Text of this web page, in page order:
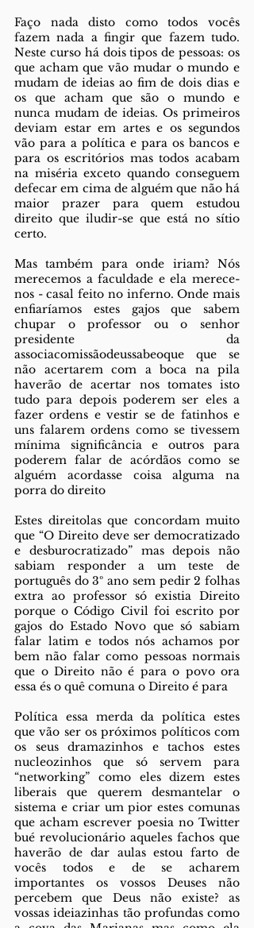
Faço nada disto como todos vocês
fazem nada a fingir que fazem tudo.
Neste curso há dois tipos de pessoas: os
que acham que vão mudar o mundo e
mudam de ideias ao fim de dois dias e
os que acham que são o mundo e
nunca mudam de ideias. Os primeiros
deviam estar em artes e os segundos
vão para a política e para os bancos e
para os escritórios mas todos acabam
na miséria exceto quando conseguem
defecar em cima de alguém que não há
maior prazer para quem estudou
direito que iludir-se que está no sítio
certo.
Mas também para onde iriam? Nós
merecemos a faculdade e ela merece-
nos - casal feito no inferno. Onde mais
enfiaríamos estes gajos que sabem
chupar o professor ou o senhor
presidente da
associacomissãodeussabeoque que se
não acertarem com a boca na pila
haverão de acertar nos tomates isto
tudo para depois poderem ser eles a
fazer ordens e vestir se de fatinhos e
uns falarem ordens como se tivessem
mínima significância e outros para
poderem falar de acórdãos como se
alguém acordasse coisa alguma na
porra do direito
Estes direitolas que concordam muito
que “O Direito deve ser democratizado
e desburocratizado” mas depois não
sabiam responder a um teste de
português do 3º ano sem pedir 2 folhas
extra ao professor só existia Direito
porque o Código Civil foi escrito por
gajos do Estado Novo que só sabiam
falar latim e todos nós achamos por
bem não falar como pessoas normais
que o Direito não é para o povo ora
essa és o quê comuna o Direito é para
Política essa merda da política estes
que vão ser os próximos políticos com
os seus dramazinhos e tachos estes
nucleozinhos que só servem para
“networking” como eles dizem estes
liberais que querem desmantelar o
sistema e criar um pior estes comunas
que acham escrever poesia no Twitter
bué revolucionário aqueles fachos que
haverão de dar aulas estou farto de
vocês todos e de se acharem
importantes os vossos Deuses não
percebem que Deus não existe? as
vossas ideiazinhas tão profundas como